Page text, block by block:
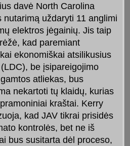
davė North Carolina
nutarimą uždaryti 11 anglimi
elektros jėgainių. Jis taip
kad paremiant
ekonomiškai atsilikusius
be įsipareigojimo
atliekas, bus
nekartoti tų klaidų, kurias
kraštai. Kerry
kad JAV tikrai prisidės
kontrolės, bet ne iš
bus susitarta dėl proceso,